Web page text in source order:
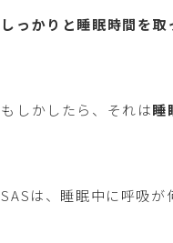
しっかりと睡眠時間を取
もしかしたら、それは睡
SASは、睡眠中に呼吸が